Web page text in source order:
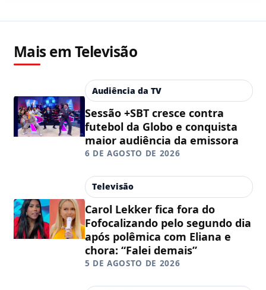
Mais em Televisão
Audiência da TV
Sessão +SBT cresce contra
futebol da Globo e conquista
maior audiência da emissora
6 DE AGOSTO DE 2026
Televisão
Carol Lekker fica fora do
Fofocalizando pelo segundo dia
após polêmica com Eliana e
chora: “Falei demais”
5 DE AGOSTO DE 2026